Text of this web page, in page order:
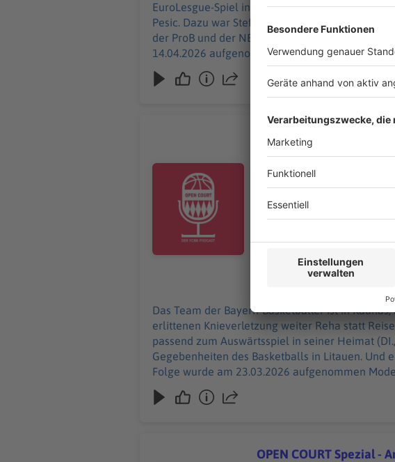
EuroLesgue-Spiel in Barcelona, dem
Pesic. Dazu war Steffen beim Albert-
der ProB und der NBBL gleich doppelt in den Playoffs stehen.
Audiotitel - "Basketball ist eine Religion" - Rokas
"Basketball ist eine
Das Team der Bayern-
nach seiner bei der EM
Besuch bei OPEN
über seine persönliche
Litauen. Und eins ist klar: „In
am 23.03.2026
Das Team der Bayern-Basketballer ist in
erlittenen Knieverletzung weiter Reha statt
passend zum Auswärtsspiel in seiner Heimat
Gegebenheiten des Basketballs in Litauen. Und eins
Folge wurde am 23.03.2026 aufgenommen
OPEN COURT Spezial -